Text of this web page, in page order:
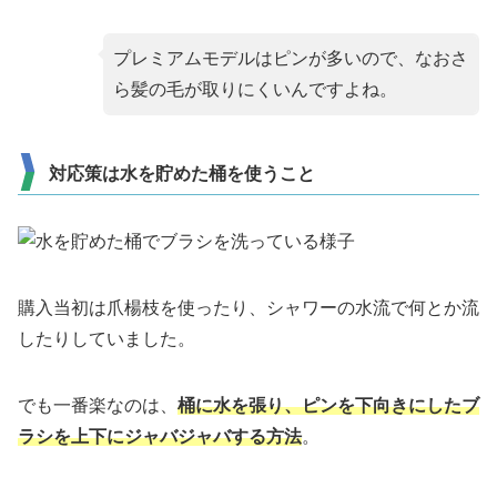
プレミアムモデルはピンが多いので、なおさ
ら髪の毛が取りにくいんですよね。
対応策は水を貯めた桶を使うこと
購入当初は爪楊枝を使ったり、シャワーの水流で何とか流
したりしていました。
でも一番楽なのは、 桶に水を張り、ピンを下向きにしたブ
ラシを上下にジャバジャバする方法。